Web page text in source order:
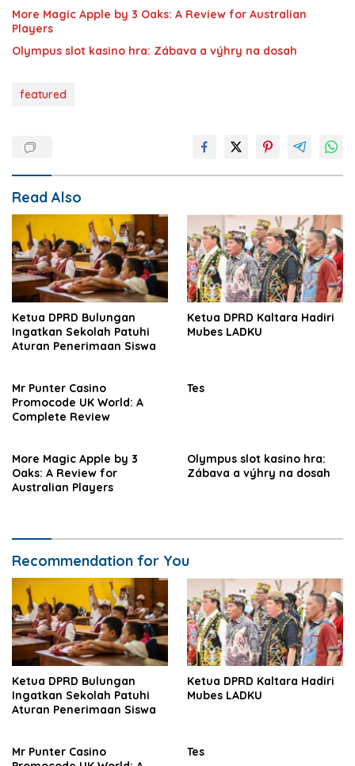
More Magic Apple by 3 Oaks: A Review for Australian
Players
Olympus slot kasino hra: Zábava a výhry na dosah
featured
Read Also
Ketua DPRD Bulungan
Ingatkan Sekolah Patuhi
Aturan Penerimaan Siswa
Ketua DPRD Kaltara Hadiri
Mubes LADKU
Mr Punter Casino
Promocode UK World: A
Complete Review
Tes
More Magic Apple by 3
Oaks: A Review for
Australian Players
Olympus slot kasino hra:
Zábava a výhry na dosah
Recommendation for You
Ketua DPRD Bulungan
Ingatkan Sekolah Patuhi
Aturan Penerimaan Siswa
Ketua DPRD Kaltara Hadiri
Mubes LADKU
Mr Punter Casino
Tes